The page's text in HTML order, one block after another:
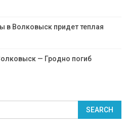
в Волковыск придет теплая
— Гродно погиб